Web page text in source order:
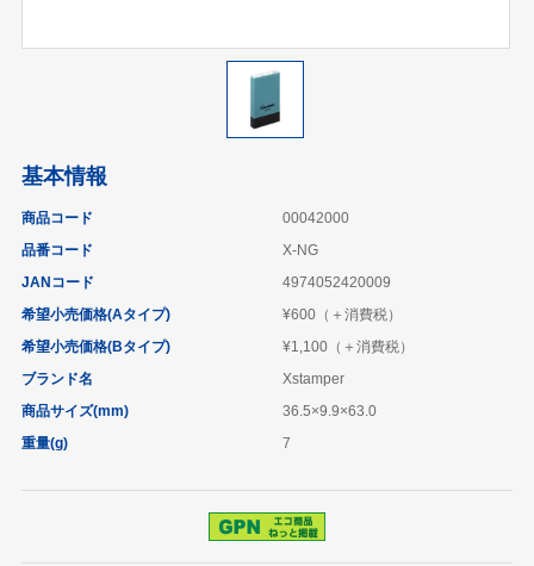
基本情報
商品コード
00042000
品番コード
X-NG
JANコード
4974052420009
希望小売価格(Aタイプ)
¥600（＋消費税）
希望小売価格(Bタイプ)
¥1,100（＋消費税）
ブランド名
Xstamper
商品サイズ(mm)
36.5×9.9×63.0
重量(g)
7